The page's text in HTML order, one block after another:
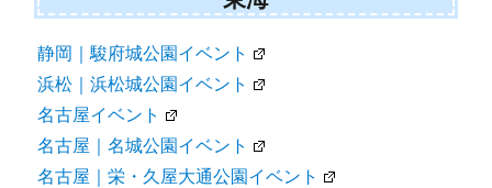
静岡｜駿府城公園イベント
浜松｜浜松城公園イベント
名古屋イベント
名古屋｜名城公園イベント
名古屋｜栄・久屋大通公園イベント